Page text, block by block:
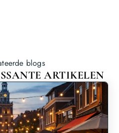
blogs
ARTIKELEN